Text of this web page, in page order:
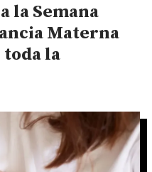
la Semana
Materna
la